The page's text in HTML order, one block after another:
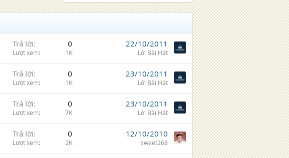
Trả lời 0
Lượt xem 1K
22/10/2011
Lời Bài Hát
Trả lời 0
Lượt xem 1K
23/10/2011
Lời Bài Hát
Trả lời 0
Lượt xem 7K
23/10/2011
Lời Bài Hát
Trả lời 0
Lượt xem 2K
12/10/2010
sweet268